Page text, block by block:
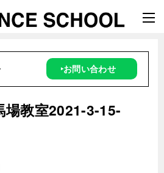
‣お問い合わせ
教室2021-3-15-